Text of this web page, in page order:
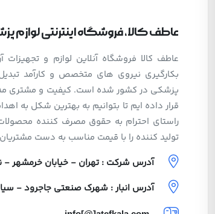
عاطف کالا، فروشگاه اینترنتی لوازم
عاطف کالا فروشگاه آنلاین لوازم و
بکارگیری نیروی های متخصص و کارآمد
پزشکی در کشور شده است. کیفیت و مشتری
قرار داده ایم تا بتوانیم به بهترین شکل به
راستای احترام به حقوق مصرف کننده
تولید کننده را با قیمت مناسب به دست
آدرس شرکت : تهران - خیابان خرمشهر -
آدرس انبار : شهرک صنعتی جاجرود -